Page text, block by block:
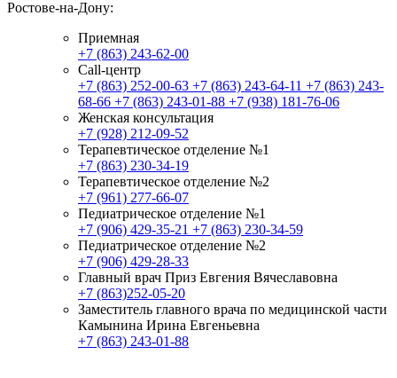
Ростове-на-Дону:
Приемная
+7 (863) 243-62-00
Call-центр
+7 (863) 252-00-63 +7 (863) 243-64-11 +7 (863) 243-
68-66 +7 (863) 243-01-88 +7 (938) 181-76-06
Женская консультация
+7 (928) 212-09-52
Терапевтическое отделение №1
+7 (863) 230-34-19
Терапевтическое отделение №2
+7 (961) 277-66-07
Педиатрическое отделение №1
+7 (906) 429-35-21 +7 (863) 230-34-59
Педиатрическое отделение №2
+7 (906) 429-28-33
Главный врач Приз Евгения Вячеславовна
+7 (863)252-05-20
Заместитель главного врача по медицинской части
Камынина Ирина Евгеньевна
+7 (863) 243-01-88